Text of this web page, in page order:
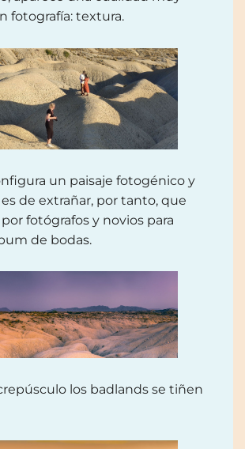
fotografía: textura.
un paisaje fotogénico y
de extrañar, por tanto, que
fotógrafos y novios para
de bodas.
los badlands se tiñen